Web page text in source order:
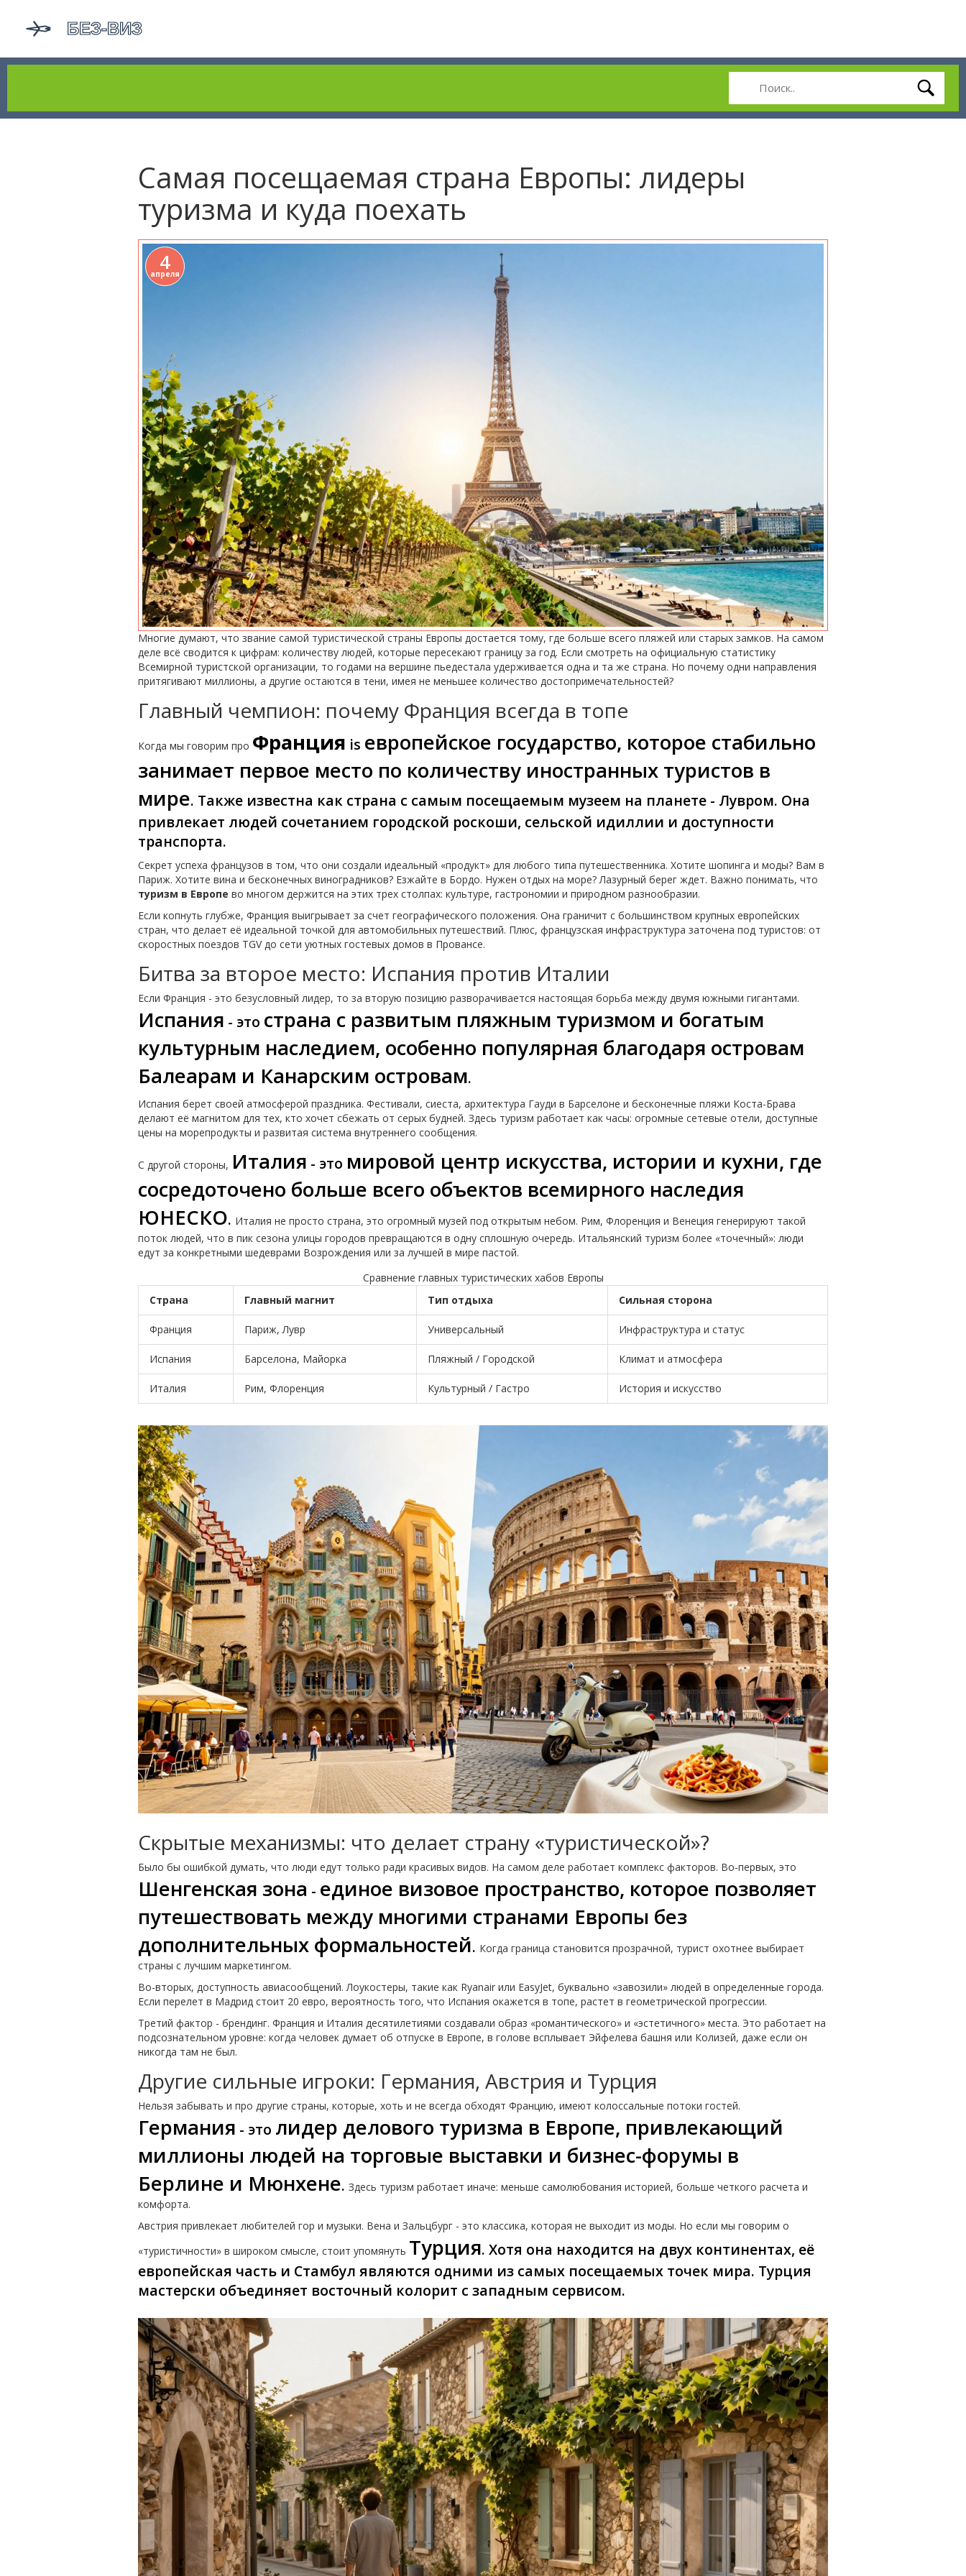
Самая посещаемая страна Европы: лидеры
туризма и куда поехать
4
апреля
Многие думают, что звание самой туристической страны Европы достается тому, где больше всего пляжей или старых замков. На самом
деле всё сводится к цифрам: количеству людей, которые пересекают границу за год. Если смотреть на официальную статистику
Всемирной туристской организации, то годами на вершине пьедестала удерживается одна и та же страна. Но почему одни направления
притягивают миллионы, а другие остаются в тени, имея не меньшее количество достопримечательностей?
Главный чемпион: почему Франция всегда в топе
Когда мы говорим про Франция is европейское государство, которое стабильно
занимает первое место по количеству иностранных туристов в
мире. Также известна как страна с самым посещаемым музеем на планете - Лувром. Она
привлекает людей сочетанием городской роскоши, сельской идиллии и доступности
транспорта.
Секрет успеха французов в том, что они создали идеальный «продукт» для любого типа путешественника. Хотите шопинга и моды? Вам в
Париж. Хотите вина и бесконечных виноградников? Езжайте в Бордо. Нужен отдых на море? Лазурный берег ждет. Важно понимать, что
туризм в Европе во многом держится на этих трех столпах: культуре, гастрономии и природном разнообразии.
Если копнуть глубже, Франция выигрывает за счет географического положения. Она граничит с большинством крупных европейских
стран, что делает её идеальной точкой для автомобильных путешествий. Плюс, французская инфраструктура заточена под туристов: от
скоростных поездов TGV до сети уютных гостевых домов в Провансе.
Битва за второе место: Испания против Италии
Если Франция - это безусловный лидер, то за вторую позицию разворачивается настоящая борьба между двумя южными гигантами.
Испания - это страна с развитым пляжным туризмом и богатым
культурным наследием, особенно популярная благодаря островам
Балеарам и Канарским островам.
Испания берет своей атмосферой праздника. Фестивали, сиеста, архитектура Гауди в Барселоне и бесконечные пляжи Коста-Брава
делают её магнитом для тех, кто хочет сбежать от серых будней. Здесь туризм работает как часы: огромные сетевые отели, доступные
цены на морепродукты и развитая система внутреннего сообщения.
С другой стороны, Италия - это мировой центр искусства, истории и кухни, где
сосредоточено больше всего объектов всемирного наследия
ЮНЕСКО. Италия не просто страна, это огромный музей под открытым небом. Рим, Флоренция и Венеция генерируют такой
поток людей, что в пик сезона улицы городов превращаются в одну сплошную очередь. Итальянский туризм более «точечный»: люди
едут за конкретными шедеврами Возрождения или за лучшей в мире пастой.
Сравнение главных туристических хабов Европы
Страна
Главный магнит Тип отдыха Сильная сторона
Франция Париж, Лувр Универсальный Инфраструктура и статус
Испания Барселона, Майорка Пляжный / Городской Климат и атмосфера
Италия Рим, Флоренция Культурный / Гастро История и искусство
Скрытые механизмы: что делает страну «туристической»?
Было бы ошибкой думать, что люди едут только ради красивых видов. На самом деле работает комплекс факторов. Во-первых, это
Шенгенская зона - единое визовое пространство, которое позволяет
путешествовать между многими странами Европы без
дополнительных формальностей. Когда граница становится прозрачной, турист охотнее выбирает
страны с лучшим маркетингом.
Во-вторых, доступность авиасообщений. Лоукостеры, такие как Ryanair или EasyJet, буквально «завозили» людей в определенные города.
Если перелет в Мадрид стоит 20 евро, вероятность того, что Испания окажется в топе, растет в геометрической прогрессии.
Третий фактор - брендинг. Франция и Италия десятилетиями создавали образ «романтического» и «эстетичного» места. Это работает на
подсознательном уровне: когда человек думает об отпуске в Европе, в голове всплывает Эйфелева башня или Колизей, даже если он
никогда там не был.
Другие сильные игроки: Германия, Австрия и Турция
Нельзя забывать и про другие страны, которые, хоть и не всегда обходят Францию, имеют колоссальные потоки гостей.
Германия - это лидер делового туризма в Европе, привлекающий
миллионы людей на торговые выставки и бизнес-форумы в
Берлине и Мюнхене. Здесь туризм работает иначе: меньше самолюбования историей, больше четкого расчета и
комфорта.
Австрия привлекает любителей гор и музыки. Вена и Зальцбург - это классика, которая не выходит из моды. Но если мы говорим о
«туристичности» в широком смысле, стоит упомянуть Турция. Хотя она находится на двух континентах, её
европейская часть и Стамбул являются одними из самых посещаемых точек мира. Турция
мастерски объединяет восточный колорит с западным сервисом.